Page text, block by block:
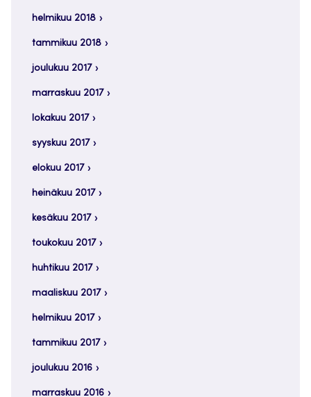
helmikuu 2018
tammikuu 2018
joulukuu 2017
marraskuu 2017
lokakuu 2017
syyskuu 2017
elokuu 2017
heinäkuu 2017
kesäkuu 2017
toukokuu 2017
huhtikuu 2017
maaliskuu 2017
helmikuu 2017
tammikuu 2017
joulukuu 2016
marraskuu 2016